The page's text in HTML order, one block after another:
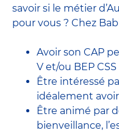
savoir si le métier
pour vous ? Chez
Avoir son CAP
V et/ou BEP
Être intéressé
idéalement
Être animé par
bienveillance,